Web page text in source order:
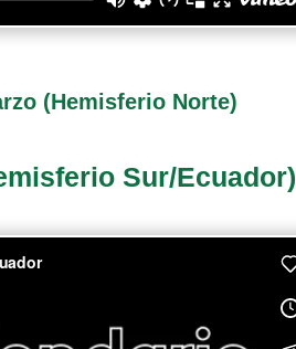
(Hemisferio Norte)
Sur/Ecuador)